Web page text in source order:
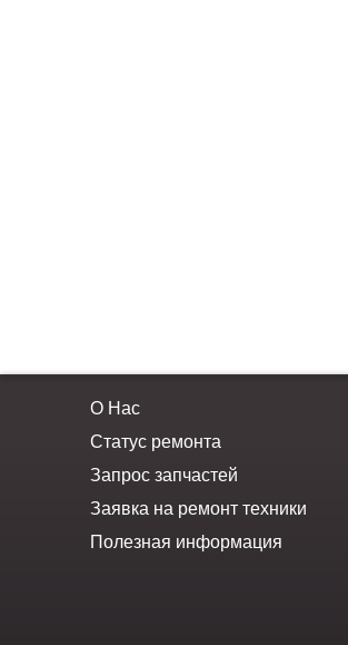
О Нас
Статус ремонта
Запрос запчастей
Заявка на ремонт техники
Полезная информация